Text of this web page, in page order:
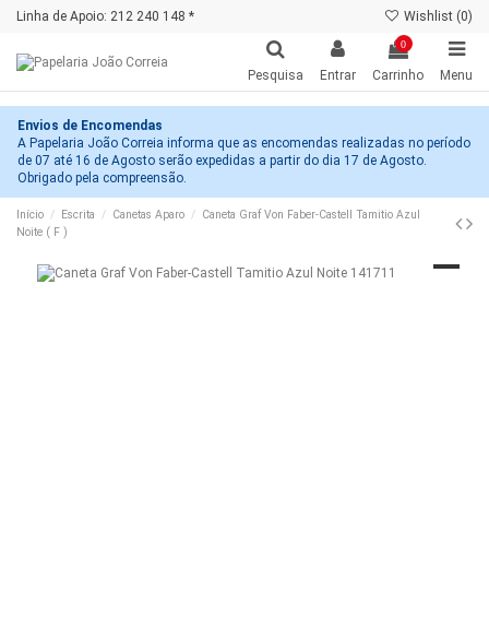
Linha de Apoio: 212 240 148 * Wishlist (0)
Pesquisa Entrar
0
Carrinho Menu
Envios de Encomendas
A Papelaria João Correia informa que as encomendas realizadas no período
de 07 até 16 de Agosto serão expedidas a partir do dia 17 de Agosto.
Obrigado pela compreensão.
Início Escrita Canetas Aparo
Caneta Graf Von Faber-Castell Tamitio Azul
Noite ( F )